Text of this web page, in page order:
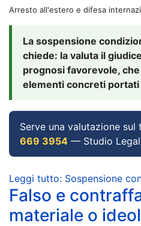
Arresto all'estero e difesa
La sospensione
chiede: la valuta il
prognosi favorevole,
elementi concreti portati
Serve una valutazione sul
669 3954 — Studio
Leggi tutto: Sospensione
Falso e
materiale o